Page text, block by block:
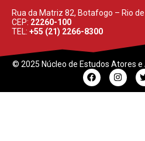
Rua da Matriz 82, Botafogo – Rio
CEP: 22260-100
TEL: +55 (21) 2266-8300
© 2025 Núcleo de Estudos Atores e